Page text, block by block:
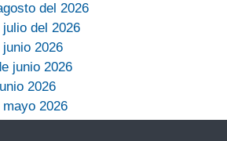
del 2026
del 2026
2026
junio 2026
2026
2026